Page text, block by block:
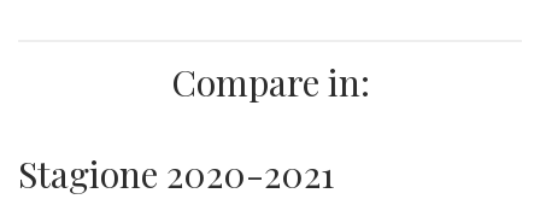
Compare in:
Stagione 2020-2021